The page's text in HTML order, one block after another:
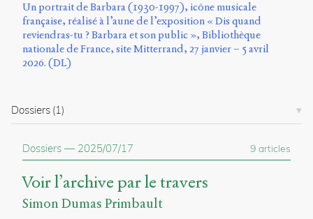
Canada
ISSN
2104-
3272
public
(2020/03)
Typographies
Jannon
Un portrait de Barbara (1930-1997), icône musicale
française, réalisé à l’aune de l’exposition « Dis quand
reviendras-tu ? Barbara et son public », Bibliothèque
nationale de France, site Mitterrand, 27 janvier – 5 avril
2026. (DL)
Dossiers (1)
Dossiers — 2025/07/17 9 articles
Voir l’archive par le travers
Simon Dumas Primbault